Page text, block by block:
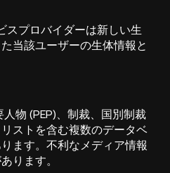
スプロバイダーは新しい生
当該ユーザーの生体情報と
物 (PEP)、制裁、国別制裁
ストを含む複数のデータベ
ます。不利なメディア情報
ります。